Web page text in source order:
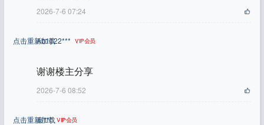
2026-7-6 07:24
点击重新加载
Ab1122*** VIP会员
谢谢楼主分享
2026-7-6 08:52
点击重新加载
秦*** VIP会员